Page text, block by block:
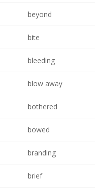
beyond
bite
bleeding
blow away
bothered
bowed
branding
brief